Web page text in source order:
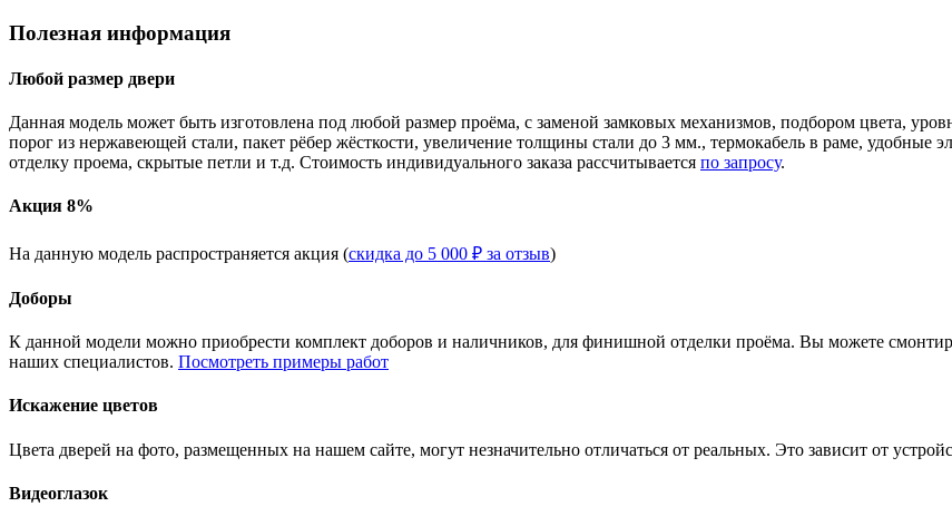
Полезная информация
Любой размер двери
Данная модель может быть изготовлена под любой размер проёма, с заменой замковых механизмов, подбором цвета,
порог из нержавеющей стали, пакет рёбер жёсткости, увеличение толщины стали до 3 мм., термокабель в раме,
отделку проема, скрытые петли и т.д. Стоимость индивидуального заказа рассчитывается по запросу.
Акция 8%
На данную модель распространяется акция (скидка до 5 000 ₽ за отзыв)
Доборы
К данной модели можно приобрести комплект доборов и наличников, для финишной отделки проёма. Вы можете
наших специалистов. Посмотреть примеры работ
Искажение цветов
Цвета дверей на фото, размещенных на нашем сайте, могут незначительно отличаться от реальных. Это зависит от
Видеоглазок